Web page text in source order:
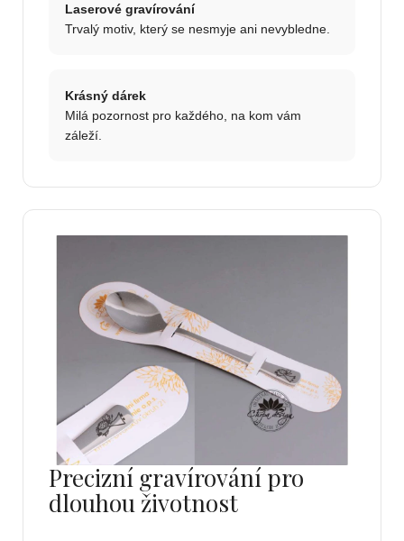
Laserové gravírování
Trvalý motiv, který se nesmyje ani nevybledne.
Krásný dárek
Milá pozornost pro každého, na kom vám
záleží.
Precizní gravírování pro
dlouhou životnost